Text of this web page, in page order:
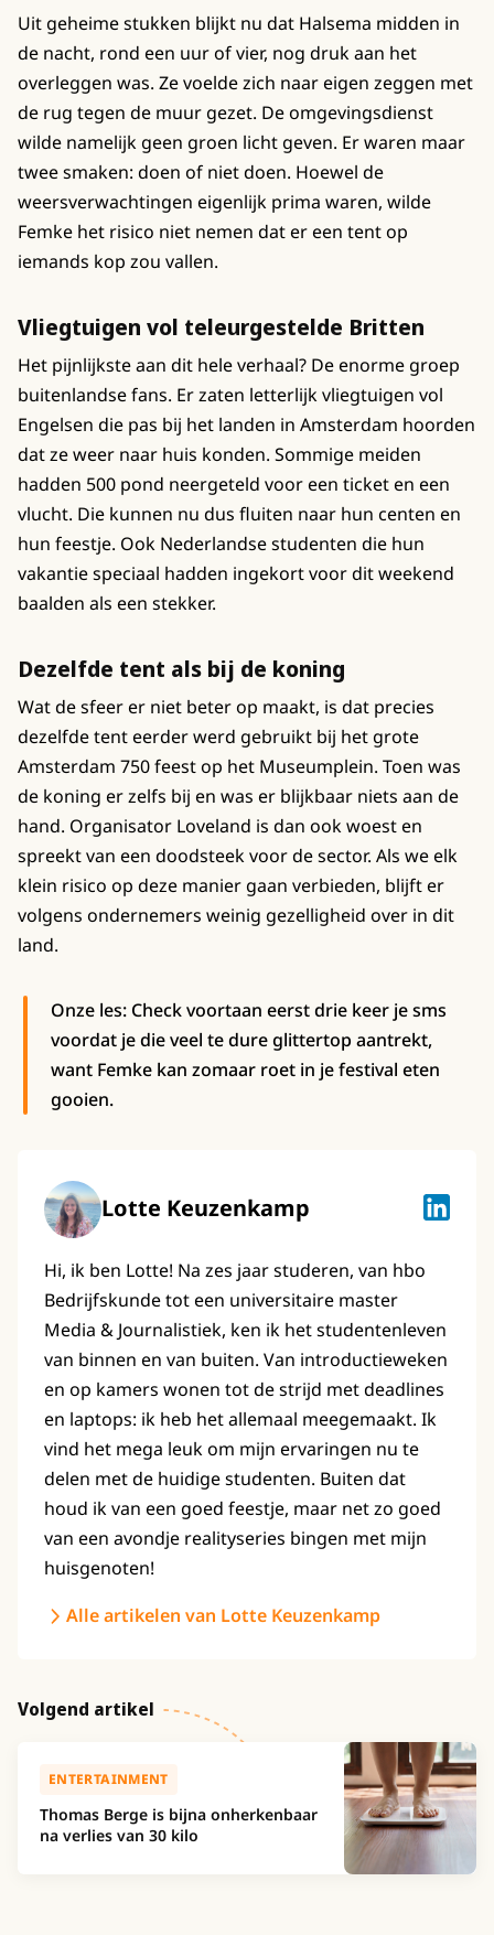
Uit geheime stukken blijkt nu dat Halsema midden in
de nacht, rond een uur of vier, nog druk aan het
overleggen was. Ze voelde zich naar eigen zeggen met
de rug tegen de muur gezet. De omgevingsdienst
wilde namelijk geen groen licht geven. Er waren maar
twee smaken: doen of niet doen. Hoewel de
weersverwachtingen eigenlijk prima waren, wilde
Femke het risico niet nemen dat er een tent op
iemands kop zou vallen.
Vliegtuigen vol teleurgestelde Britten
Het pijnlijkste aan dit hele verhaal? De enorme groep
buitenlandse fans. Er zaten letterlijk vliegtuigen vol
Engelsen die pas bij het landen in Amsterdam hoorden
dat ze weer naar huis konden. Sommige meiden
hadden 500 pond neergeteld voor een ticket en een
vlucht. Die kunnen nu dus fluiten naar hun centen en
hun feestje. Ook Nederlandse studenten die hun
vakantie speciaal hadden ingekort voor dit weekend
baalden als een stekker.
Dezelfde tent als bij de koning
Wat de sfeer er niet beter op maakt, is dat precies
dezelfde tent eerder werd gebruikt bij het grote
Amsterdam 750 feest op het Museumplein. Toen was
de koning er zelfs bij en was er blijkbaar niets aan de
hand. Organisator Loveland is dan ook woest en
spreekt van een doodsteek voor de sector. Als we elk
klein risico op deze manier gaan verbieden, blijft er
volgens ondernemers weinig gezelligheid over in dit
land.
Onze les: Check voortaan eerst drie keer je sms
voordat je die veel te dure glittertop aantrekt,
want Femke kan zomaar roet in je festival eten
gooien.
Lotte Keuzenkamp Lotte
Hi, ik ben Lotte! Na zes jaar studeren, van hbo
Bedrijfskunde tot een universitaire master
Media & Journalistiek, ken ik het studentenleven
van binnen en van buiten. Van introductieweken
en op kamers wonen tot de strijd met deadlines
en laptops: ik heb het allemaal meegemaakt. Ik
vind het mega leuk om mijn ervaringen nu te
delen met de huidige studenten. Buiten dat
houd ik van een goed feestje, maar net zo goed
van een avondje realityseries bingen met mijn
huisgenoten!
Alle artikelen van Lotte Keuzenkamp
Volgend artikel
ENTERTAINMENT
Thomas Berge is bijna onherkenbaar
na verlies van 30 kilo